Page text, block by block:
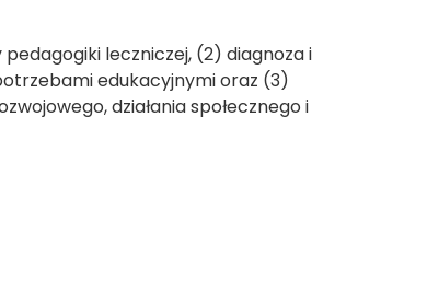
leczniczej, (2) diagnoza i
edukacyjnymi oraz (3)
działania społecznego i